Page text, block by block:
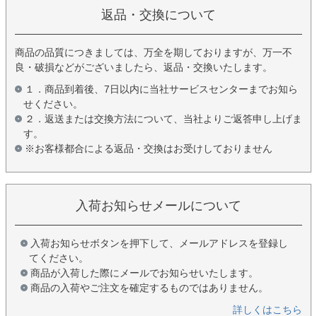
返品・交換について
商品の品質につきましては、万全を期しておりますが、万一不
良・破損などがございましたら、返品・交換いたします。
１．商品到着後、7日以内に当社サービスセンターまでお知ら
せください。
２．返送または交換方法について、当社よりご返答申し上げま
す。
※お客様都合による返品・交換はお受けしておりません
入荷お知らせメールについて
入荷お知らせボタンを押下して、メールアドレスを登録し
てください。
商品が入荷した際にメールでお知らせいたします。
商品の入荷やご注文を確定するものではありません。
詳しくはこちら